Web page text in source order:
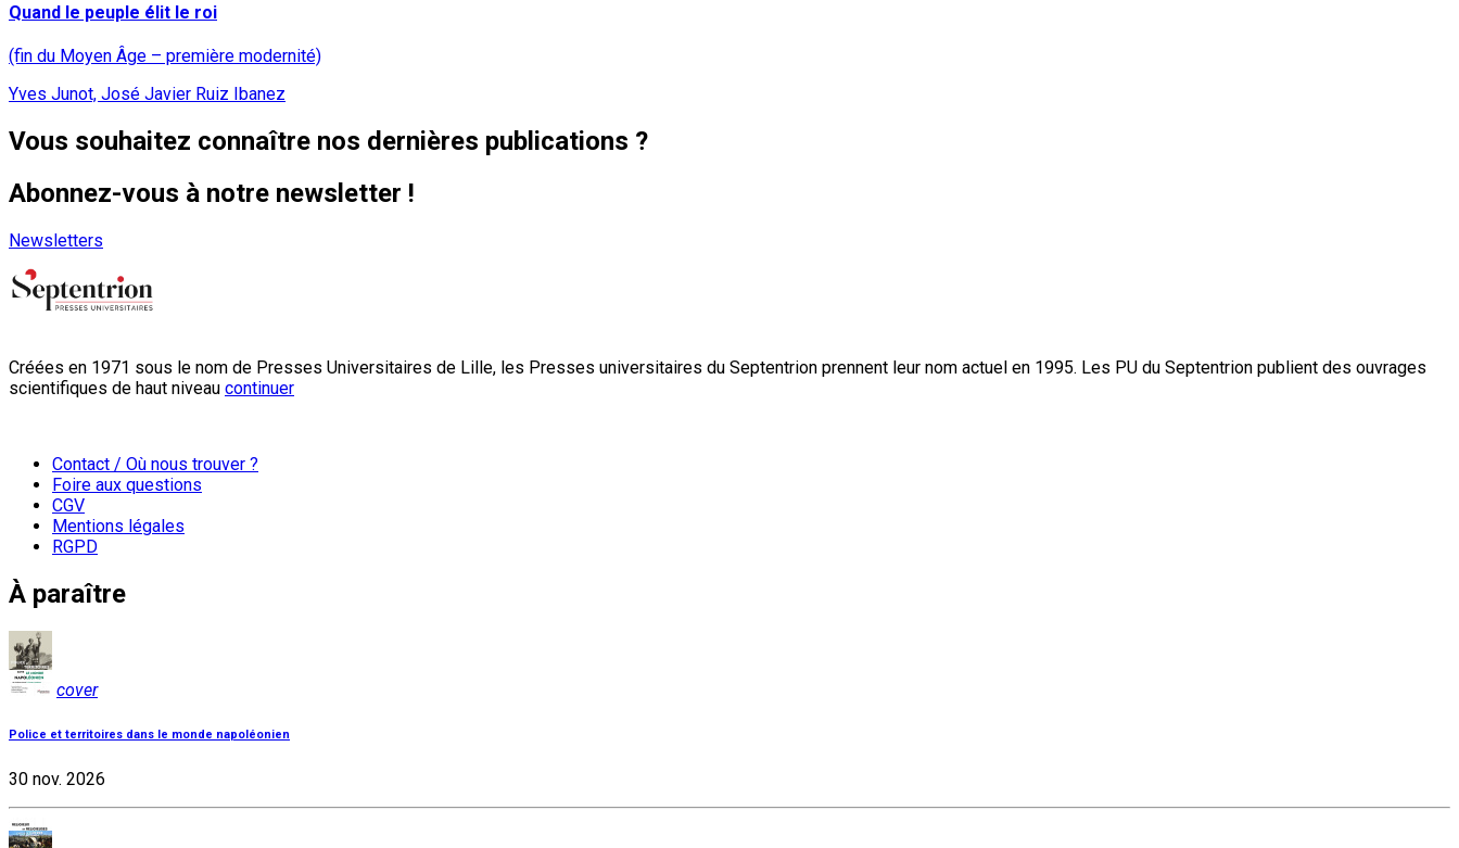
Quand le peuple élit le roi
(fin du Moyen Âge – première modernité)
Yves Junot, José Javier Ruiz Ibanez
Vous souhaitez connaître nos dernières publications ?
Abonnez-vous à notre newsletter !
Newsletters
Créées en 1971 sous le nom de Presses Universitaires de Lille, les Presses universitaires du Septentrion prennent leur nom actuel en 1995. Les PU du Septentrion publient des ouvrages
scientifiques de haut niveau continuer
Contact / Où nous trouver ?
Foire aux questions
CGV
Mentions légales
RGPD
À paraître
cover
Police et territoires dans le monde napoléonien
30 nov. 2026